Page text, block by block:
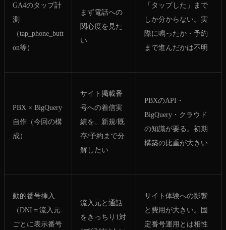
GA4のタップ計
測
（tap_phone_butt
on等）
まず電話への
関心度を見た
い
「タップした」まで
しか分からない。実
際に鳴ったか・予約
まで進んだかは不明
PBX × BigQuery
自作（今回の構
成）
サイト掲載番
号への着信実
績を、新規/既
存/予約まで分
解したい
PBXのAPI・
BigQuery・クラウド
の知識が要る。初期
構築の比重が大きい
動的番号挿入
（DNI＝流入元
ごとに表示番号
流入元と通話
をきっちり1対
サイト体験への影響
と費用が大きい。固
定番号運用とは相性